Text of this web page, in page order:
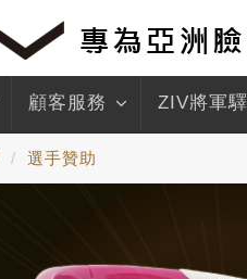
顧客服務 ZIV將軍
選手贊助